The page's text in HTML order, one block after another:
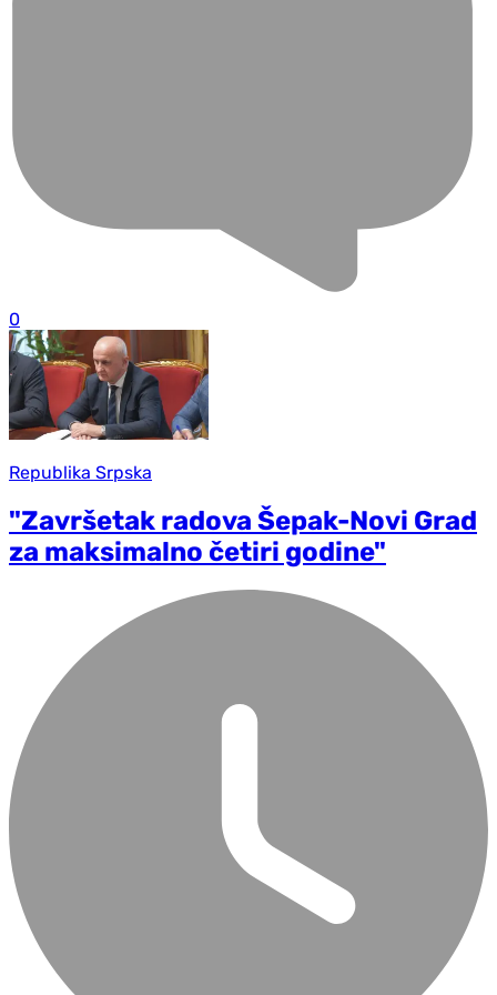
0
Republika Srpska
"Završetak radova Šepak-Novi Grad
za maksimalno četiri godine"